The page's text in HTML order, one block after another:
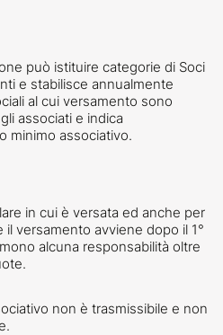
può istituire categorie di Soci
e stabilisce annualmente
al cui versamento sono
associati e indica
minimo associativo.
in cui è versata ed anche per
il versamento avviene dopo il 1°
alcuna responsabilità oltre
non è trasmissibile e non